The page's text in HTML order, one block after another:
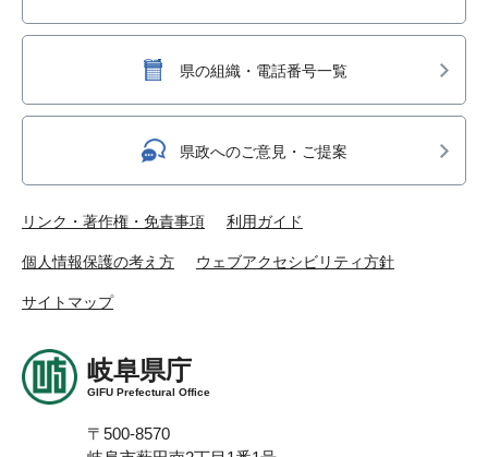
県の組織・電話番号一覧
県政へのご意見・ご提案
リンク・著作権・免責事項 利用ガイド
個人情報保護の考え方 ウェブアクセシビリティ方針
サイトマップ
岐阜県庁
GIFU Prefectural Office
〒500-8570